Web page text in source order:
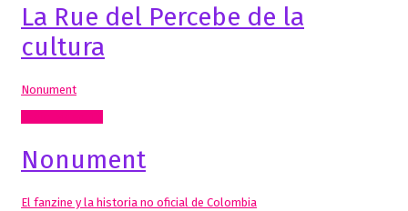
La Rue del Percebe de la
cultura
Nonument
Nonument
El fanzine y la historia no oficial de Colombia